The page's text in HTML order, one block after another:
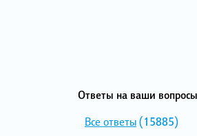
Ответы на ваши
Все ответы(15885)